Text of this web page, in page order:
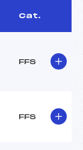
Cat.
FFS
FFS